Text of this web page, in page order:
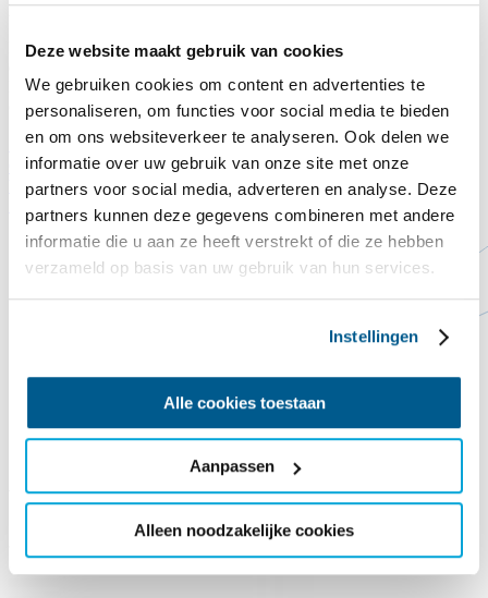
Deze website maakt gebruik van cookies
We gebruiken cookies om content en advertenties te
personaliseren, om functies voor social media te bieden
en om ons websiteverkeer te analyseren. Ook delen we
informatie over uw gebruik van onze site met onze
partners voor social media, adverteren en analyse. Deze
partners kunnen deze gegevens combineren met andere
informatie die u aan ze heeft verstrekt of die ze hebben
verzameld op basis van uw gebruik van hun services.
Instellingen
Alle cookies toestaan
Aanpassen
Alleen noodzakelijke cookies
Legst du auch einen Dachziegel auf das Commandeurshuis?!
Nach Jahren, in denen es Wind und Wetter ausgesetzt war, lässt uns
Dach ist undicht, die derzeitigen Dachziegel sind abgenutzt und eine
ordentliche Dämmung fehlt noch gänzlich.
Spende hier Schließen
Contact
Steun ons
Vorlesen
Van Schie BV
Van Schie BV